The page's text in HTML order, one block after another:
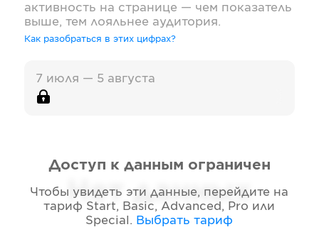
активность на странице — чем показатель
выше, тем лояльнее аудитория.
Как разобраться в этих цифрах?
7 июля — 5 августа
Нет данных
Доступ к данным ограничен
Чтобы увидеть эти данные, перейдите на
тариф Start, Basic, Advanced, Pro или
Special . Выбрать тариф